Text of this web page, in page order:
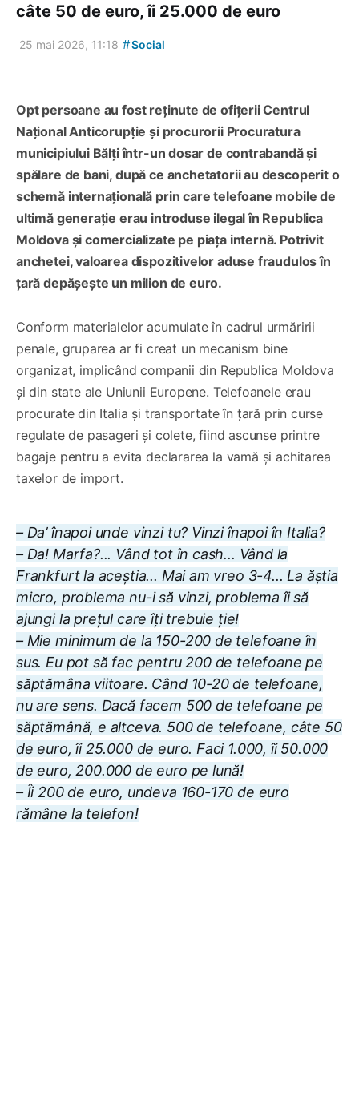
câte 50 de euro, îi 25.000 de euro
25 mai 2026, 11:18 #Social
Opt persoane au fost reținute de ofițerii Centrul
Național Anticorupție și procurorii Procuratura
municipiului Bălți într-un dosar de contrabandă și
spălare de bani, după ce anchetatorii au descoperit o
schemă internațională prin care telefoane mobile de
ultimă generație erau introduse ilegal în Republica
Moldova și comercializate pe piața internă. Potrivit
anchetei, valoarea dispozitivelor aduse fraudulos în
țară depășește un milion de euro.
Conform materialelor acumulate în cadrul urmăririi
penale, gruparea ar fi creat un mecanism bine
organizat, implicând companii din Republica Moldova
și din state ale Uniunii Europene. Telefoanele erau
procurate din Italia și transportate în țară prin curse
regulate de pasageri și colete, fiind ascunse printre
bagaje pentru a evita declararea la vamă și achitarea
taxelor de import.
– Da’ înapoi unde vinzi tu? Vinzi înapoi în Italia?
– Da! Marfa?... Vând tot în cash... Vând la
Frankfurt la aceștia... Mai am vreo 3-4... La ăștia
micro, problema nu-i să vinzi, problema îi să
ajungi la prețul care îți trebuie ție!
– Mie minimum de la 150-200 de telefoane în
sus. Eu pot să fac pentru 200 de telefoane pe
săptămâna viitoare. Când 10-20 de telefoane,
nu are sens. Dacă facem 500 de telefoane pe
săptămână, e altceva. 500 de telefoane, câte 50
de euro, îi 25.000 de euro. Faci 1.000, îi 50.000
de euro, 200.000 de euro pe lună!
– Îi 200 de euro, undeva 160-170 de euro
rămâne la telefon!